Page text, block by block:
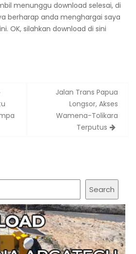
menunggu download selesai, di
berharap anda menghargai saya
OK, silahkan download di sini
Jalan Trans Papua
Longsor, Akses
Wamena-Tolikara
Terputus
Search